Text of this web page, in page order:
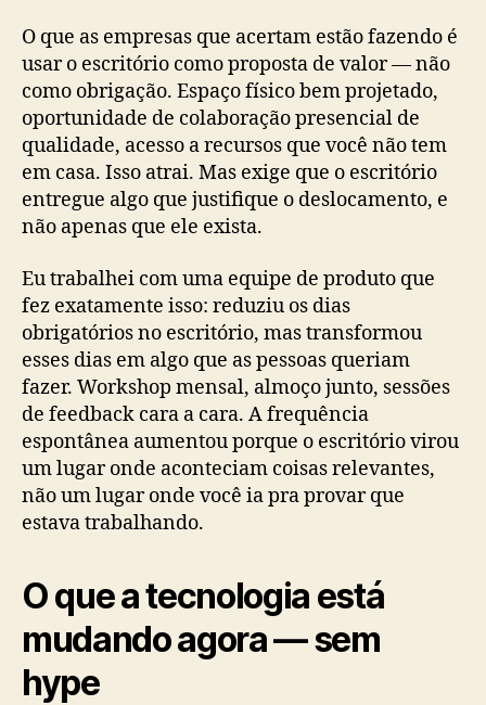
O que as empresas que acertam estão fazendo é
usar o escritório como proposta de valor — não
como obrigação. Espaço físico bem projetado,
oportunidade de colaboração presencial de
qualidade, acesso a recursos que você não tem
em casa. Isso atrai. Mas exige que o escritório
entregue algo que justifique o deslocamento, e
não apenas que ele exista.
Eu trabalhei com uma equipe de produto que
fez exatamente isso: reduziu os dias
obrigatórios no escritório, mas transformou
esses dias em algo que as pessoas queriam
fazer. Workshop mensal, almoço junto, sessões
de feedback cara a cara. A frequência
espontânea aumentou porque o escritório virou
um lugar onde aconteciam coisas relevantes,
não um lugar onde você ia pra provar que
estava trabalhando.
O que a tecnologia está
mudando agora — sem
hype